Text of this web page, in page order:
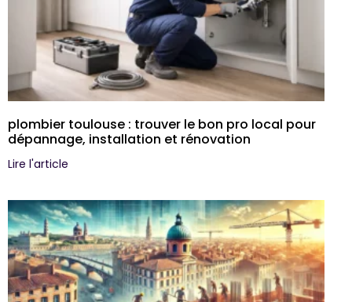
plombier toulouse : trouver le bon pro local pour
dépannage, installation et rénovation
Lire l'article